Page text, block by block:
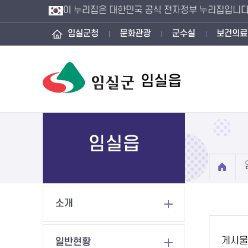
이 누리집은 대한민국 공식 전자정부 누리집입니
임실군청 문화관광 군수실 보건의
임실읍
임실읍
소개
일반현황 게시